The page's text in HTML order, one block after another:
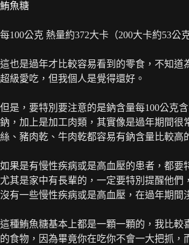
鮪魚糖
每100公克 熱量約372大卡（200大卡約53公克
這也是過年才比較容易看到的零食，不知道
超級愛吃，但我個人是覺得還好。
但是，要特別要注意的是鈉含量每100公克
鈉，加上是加工肉類，其實像是過年期間很
絲、豬肉乾、牛肉乾都容易有鈉含量比較高
如果是有慢性疾病或是高血壓的患者，都要
尤其是家中有長輩的，一定要特別提醒他們
沒有一些慢性疾病或是高血壓，在過年期間
這種鮪魚糖基本上都是一顆一顆的，我比較
的食物，因為畢竟你在吃你不會一大把抓，